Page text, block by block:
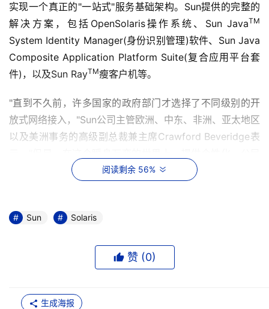
实现一个真正的"一站式"服务基础架构。Sun提供的完整的
解决方案，包括OpenSolaris操作系统、Sun JavaTM
System Identity Manager(身份识别管理)软件、Sun Java
Composite Application Platform Suite(复合应用平台套
件)，以及Sun RayTM瘦客户机等。
"直到不久前，许多国家的政府部门才选择了不同级别的开
放式网络接入，"Sun公司主管欧洲、中东、非洲、亚太地区
以及美洲事务的高级副总裁兼主席Crawford Beveridge表
为本和业务至上的公益和服务，让纳税人的钱获得最大价
技术铺平了道路，将会促进经济的繁荣，提高公民福利待
降低提供服务的管理成本。"
如，除了日本政府外还有：
阅读剩余 56%
Sun Solaris
赞 (0)
生成海报